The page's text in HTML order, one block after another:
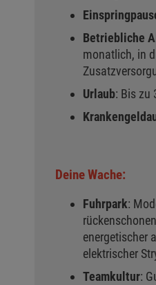
Betriebliche
monatlich, in
Urlaub: Bis zu
Deine Wache:
Fuhrpark:
energetischer
elektrischer
Teamkultur: